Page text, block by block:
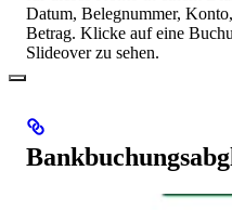
Datum, Belegnummer,
Betrag. Klicke auf eine
Slideover zu sehen.